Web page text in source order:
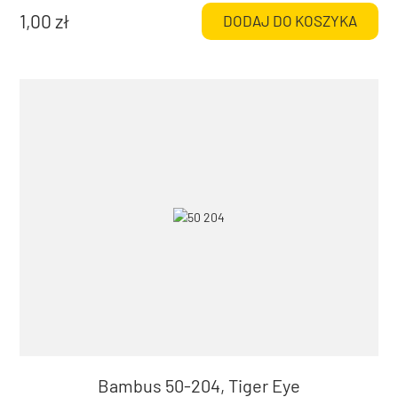
1,00 zł DODAJ DO KOSZYKA
Bambus 50-204, Tiger Eye